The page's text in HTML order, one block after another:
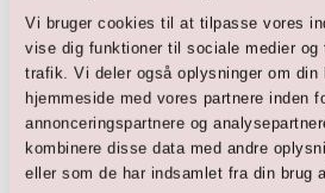
Vi bruger cookies til at tilpasse vores
vise dig funktioner til sociale medier og
trafik. Vi deler også oplysninger om din
hjemmeside med vores partnere inden
annonceringspartnere og
kombinere disse data med andre
eller som de har indsamlet fra din brug
LILLY Brudekjole
6.999,00 DKK